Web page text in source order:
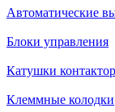
Автоматические
Блоки управления
Катушки
Клеммные колодки